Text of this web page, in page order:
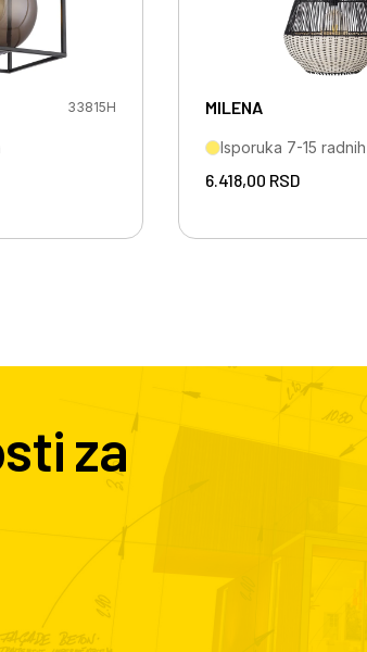
33815H MILENA
Isporuka 7-15
6.418,00 RSD
za